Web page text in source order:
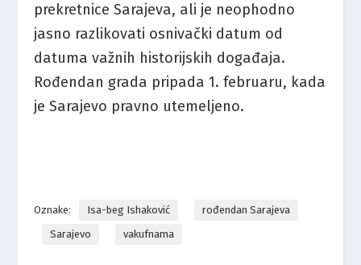
prekretnice Sarajeva, ali je neophodno
jasno razlikovati osnivački datum od
datuma važnih historijskih događaja.
Rođendan grada pripada 1. februaru, kada
je Sarajevo pravno utemeljeno.
Oznake: Isa-beg Ishaković
rođendan Sarajeva
Sarajevo
vakufnama